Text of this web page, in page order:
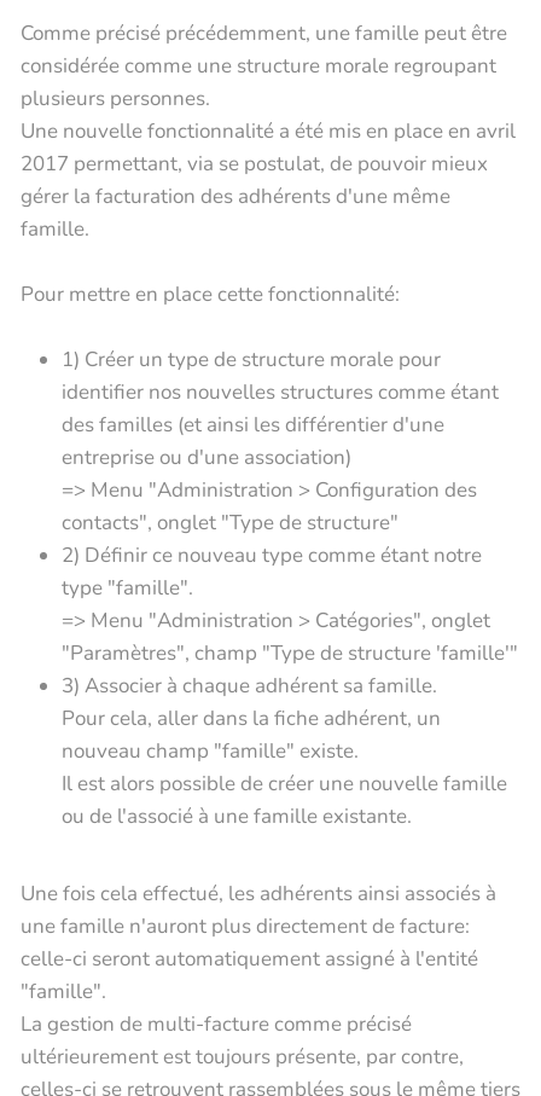
Comme précisé précédemment, une famille peut être
considérée comme une structure morale regroupant
plusieurs personnes.
Une nouvelle fonctionnalité a été mis en place en avril
2017 permettant, via se postulat, de pouvoir mieux
gérer la facturation des adhérents d'une même
famille.
Pour mettre en place cette fonctionnalité:
1) Créer un type de structure morale pour
identifier nos nouvelles structures comme étant
des familles (et ainsi les différentier d'une
entreprise ou d'une association)
=> Menu "Administration > Configuration des
contacts", onglet "Type de structure"
2) Définir ce nouveau type comme étant notre
type "famille".
=> Menu "Administration > Catégories", onglet
"Paramètres", champ "Type de structure 'famille'"
3) Associer à chaque adhérent sa famille.
Pour cela, aller dans la fiche adhérent, un
nouveau champ "famille" existe.
Il est alors possible de créer une nouvelle famille
ou de l'associé à une famille existante.
Une fois cela effectué, les adhérents ainsi associés à
une famille n'auront plus directement de facture:
celle-ci seront automatiquement assigné à l'entité
"famille".
La gestion de multi-facture comme précisé
ultérieurement est toujours présente, par contre,
celles-ci se retrouvent rassemblées sous le même tiers